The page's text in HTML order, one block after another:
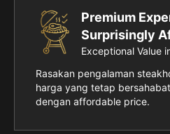
Premium
Surprisingly
Exceptional Value
Rasakan pengalaman
harga yang tetap
dengan affordable price.